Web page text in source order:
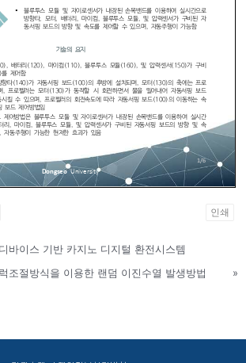
인쇄
바이스 기반 카지노 디지털 환전시스템
조절방식을 이용한 랜덤 이진수열 발생방법
»